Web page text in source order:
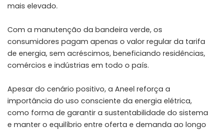
mais elevado.
Com a manutenção da bandeira verde, os
consumidores pagam apenas o valor regular da tarifa
de energia, sem acréscimos, beneficiando residências,
comércios e indústrias em todo o país.
Apesar do cenário positivo, a Aneel reforça a
importância do uso consciente da energia elétrica,
como forma de garantir a sustentabilidade do sistema
e manter o equilíbrio entre oferta e demanda ao longo